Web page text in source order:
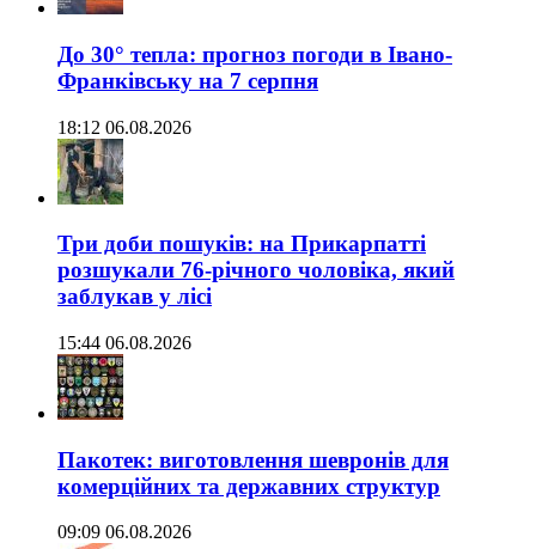
До 30° тепла: прогноз погоди в Івано-
Франківську на 7 серпня
18:12 06.08.2026
Три доби пошуків: на Прикарпатті
розшукали 76-річного чоловіка, який
заблукав у лісі
15:44 06.08.2026
Пакотек: виготовлення шевронів для
комерційних та державних структур
09:09 06.08.2026